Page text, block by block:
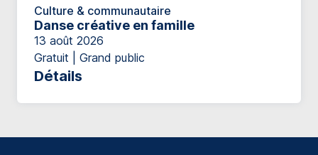
Culture & communautaire
Danse créative en famille
13 août 2026
Gratuit | Grand public
Détails